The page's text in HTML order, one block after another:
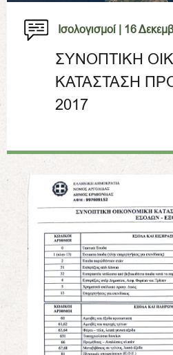
Ισολογισμοί | 16
ΣΥΝΟΠΤΙΚΗ
ΚΑΤΑΣΤΑΣΗ
2017